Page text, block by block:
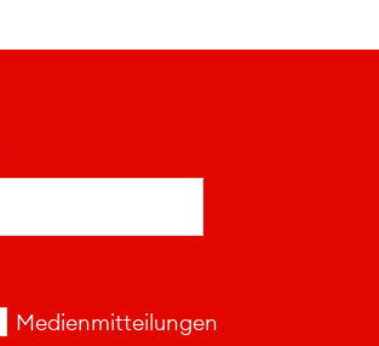
Medienmitteilungen